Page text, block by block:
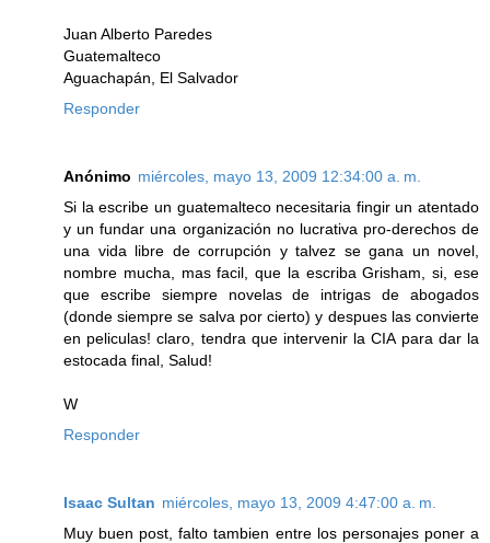
Juan Alberto Paredes
Guatemalteco
Aguachapán, El Salvador
Responder
Anónimo miércoles, mayo 13, 2009 12:34:00 a. m.
Si la escribe un guatemalteco necesitaria fingir un atentado
y un fundar una organización no lucrativa pro-derechos de
una vida libre de corrupción y talvez se gana un novel,
nombre mucha, mas facil, que la escriba Grisham, si, ese
que escribe siempre novelas de intrigas de abogados
(donde siempre se salva por cierto) y despues las convierte
en peliculas! claro, tendra que intervenir la CIA para dar la
estocada final, Salud!
W
Responder
Isaac Sultan miércoles, mayo 13, 2009 4:47:00 a. m.
Muy buen post, falto tambien entre los personajes poner a